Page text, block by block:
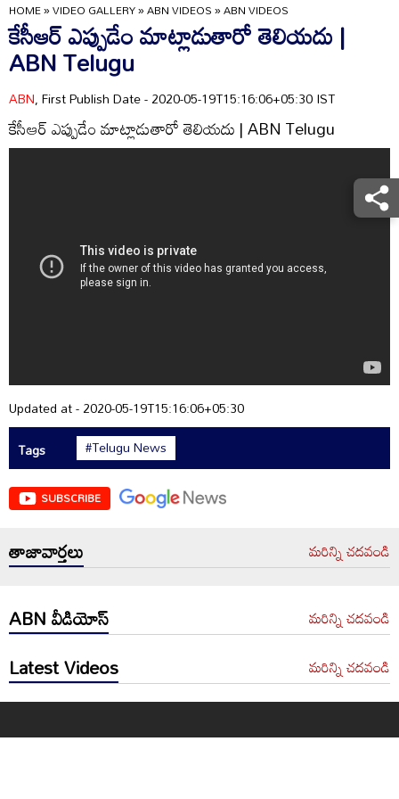
HOME»VIDEO GALLERY»ABN VIDEOS»ABN VIDEOS
కేసీఆర్‌ ఎప్పుడేం మాట్లాడుతారో తెలియదు |
ABN Telugu
ABN, First Publish Date - 2020-05-19T15:16:06+05:30 IST
కేసీఆర్‌ ఎప్పుడేం మాట్లాడుతారో తెలియదు | ABN Telugu
Updated at - 2020-05-19T15:16:06+05:30
Tags
#Telugu News
SUBSCRIBE
తాజావార్తలు మరిన్ని చదవండి
ABN వీడియోస్ మరిన్ని చదవండి
Latest Videos మరిన్ని చదవండి